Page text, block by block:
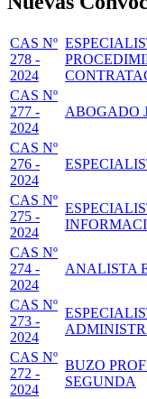
CAS Nº
278 -
2024
CAS Nº
277 -
2024
ABOGADO
CAS Nº
276 -
2024
CAS Nº
275 -
2024
CAS Nº
274 -
2024
ANALISTA
CAS Nº
273 -
2024
CAS Nº
272 -
2024
BUZO
SEGUNDA